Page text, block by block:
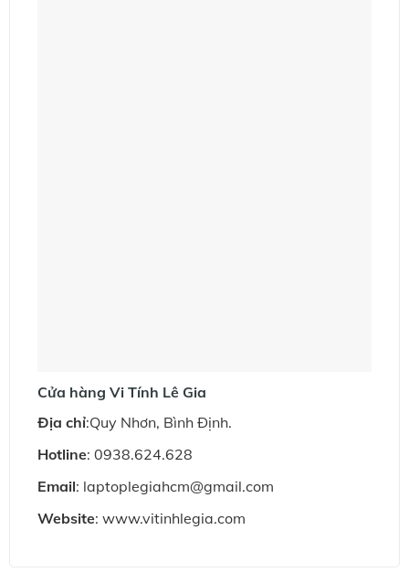
Cửa hàng Vi Tính Lê Gia
Ðịa chỉ:Quy Nhơn, Bình Định.
Hotline: 0938.624.628
Email: laptoplegiahcm@gmail.com
Website: www.vitinhlegia.com